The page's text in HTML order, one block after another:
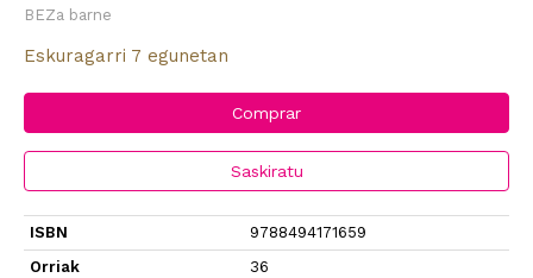
BEZa barne
Eskuragarri 7 egunetan
Comprar
Saskiratu
ISBN
9788494171659
Orriak
36